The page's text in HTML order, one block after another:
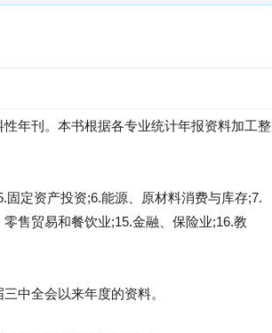
年刊。本书根据各专业统计年报资料加工整
定资产投资;6.能源、原材料消费与库存;7.
售贸易和餐饮业;15.金融、保险业;16.教
中全会以来年度的资料。